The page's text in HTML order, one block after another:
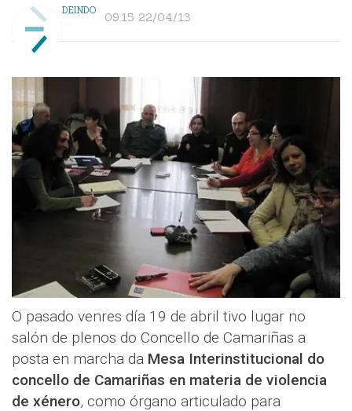
DEINDO 09:15 22/04/13
O pasado venres día 19 de abril tivo lugar no
salón de plenos do Concello de Camariñas a
posta en marcha da Mesa Interinstitucional do
concello de Camariñas en materia de violencia
de xénero, como órgano articulado para